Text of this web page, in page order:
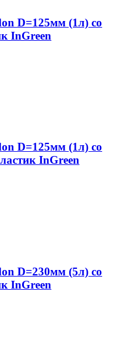
D=125мм (1л) со
InGreen
D=125мм (1л) со
InGreen
D=230мм (5л) со
InGreen